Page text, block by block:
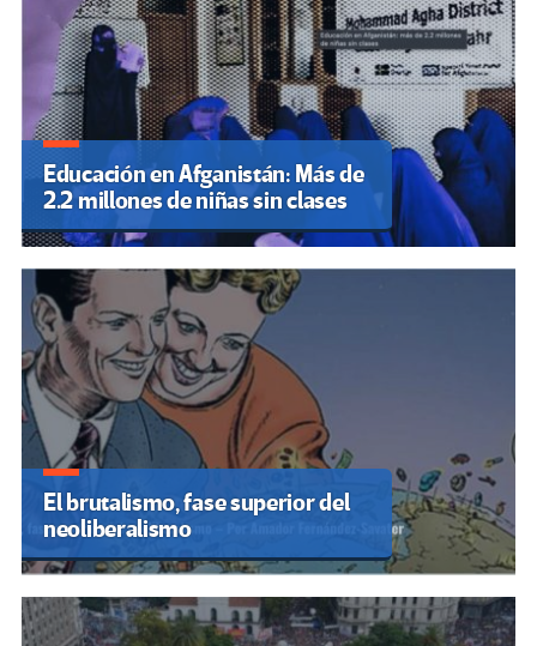
Educación en Afganistán: Más de
2.2 millones de niñas sin clases
El brutalismo, fase superior del
neoliberalismo